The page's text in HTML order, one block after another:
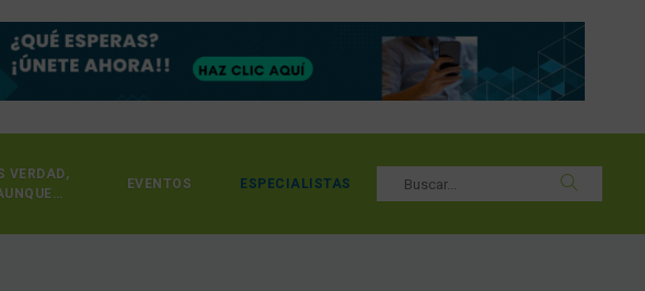
VERDAD,
EVENTOS ESPECIALISTAS